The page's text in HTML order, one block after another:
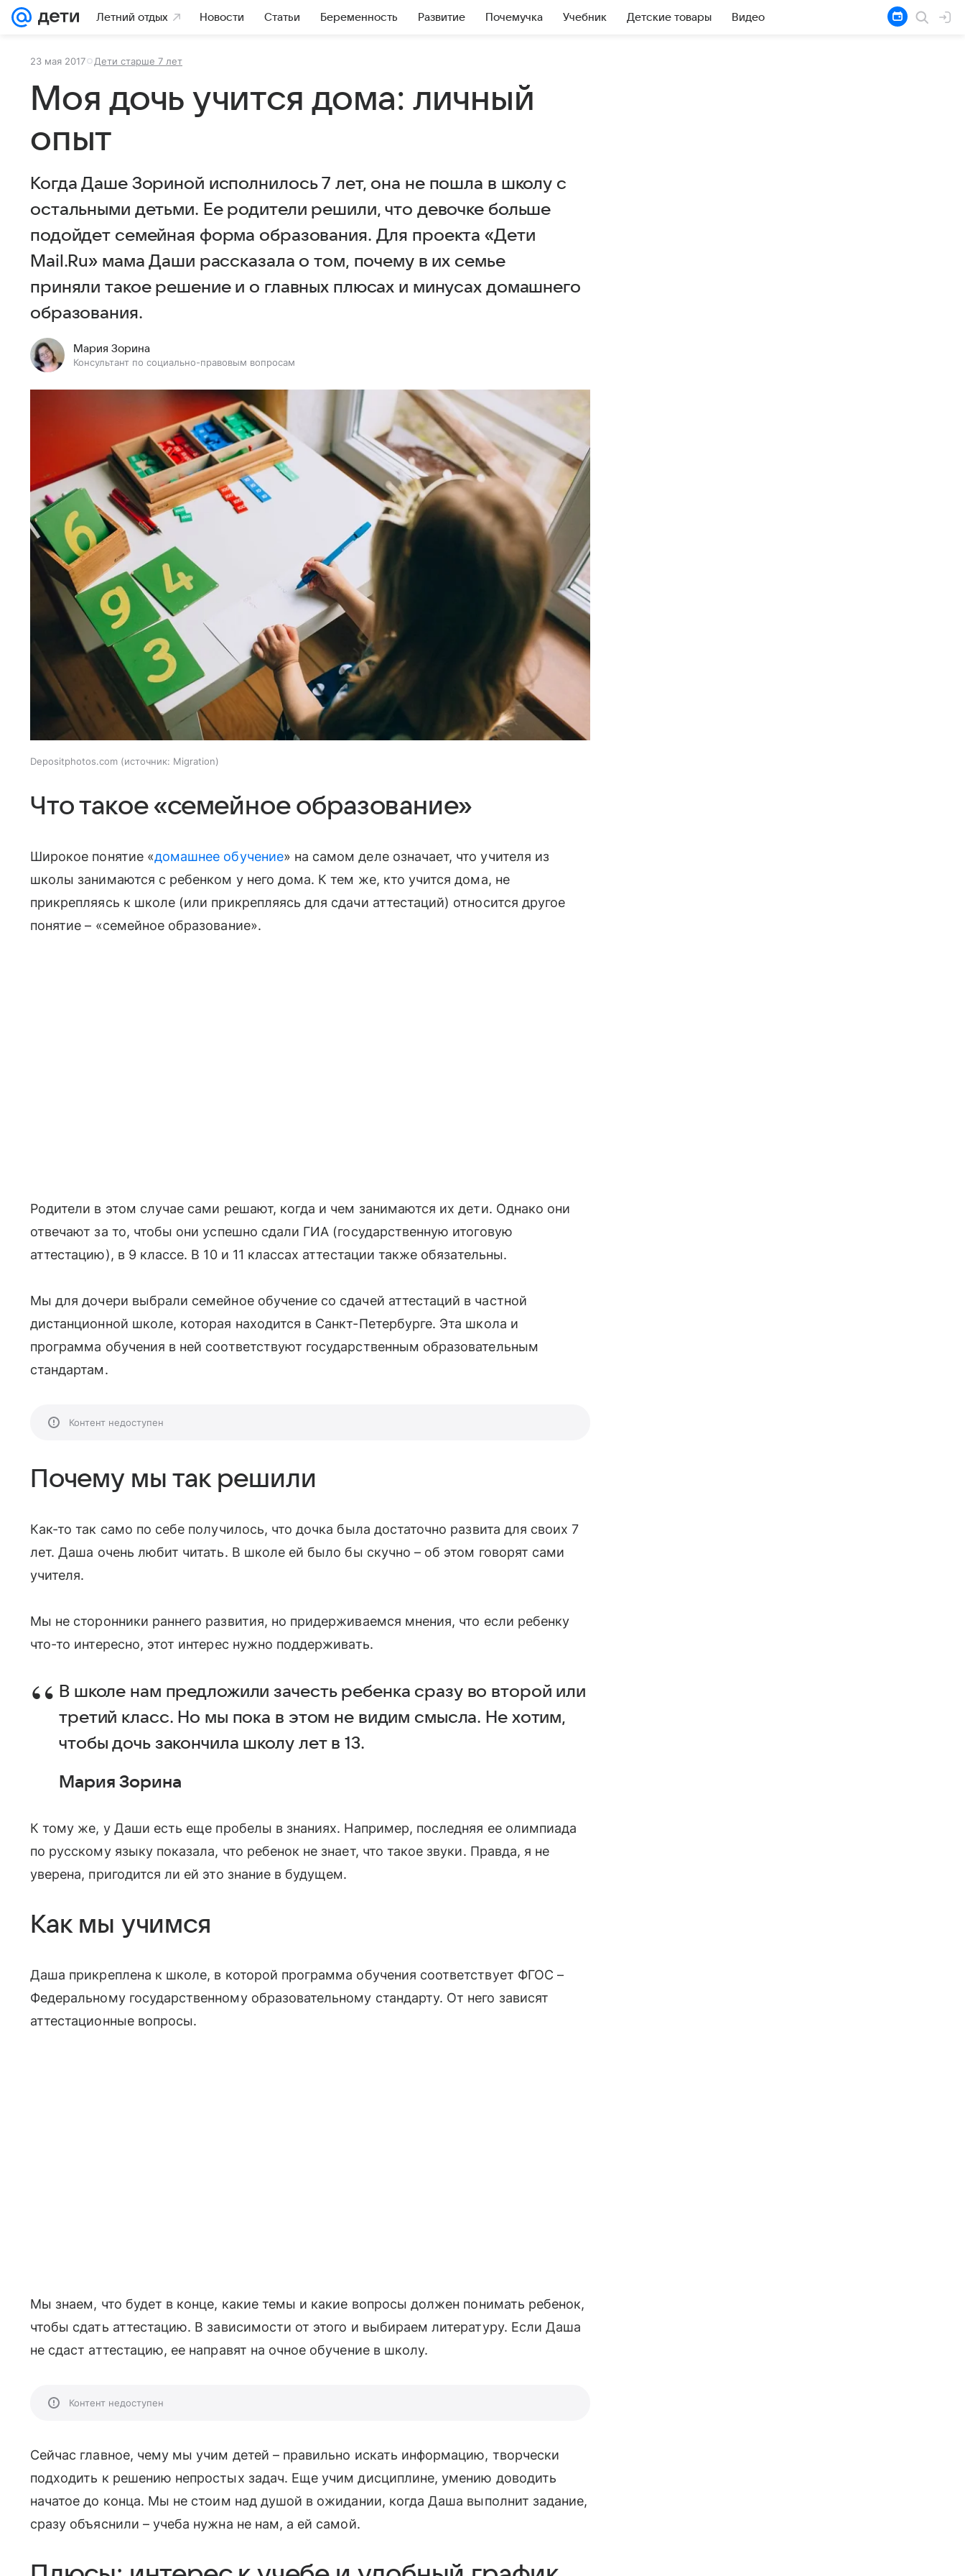
Летний отдых Новости Статьи Беременность Развитие Почемучка Учебник Детские товары Видео
23 мая 2017 Дети старше 7 лет
Моя дочь учится дома: личный
опыт
Когда Даше Зориной исполнилось 7 лет, она не пошла в школу с
остальными детьми. Ее родители решили, что девочке больше
подойдет семейная форма образования. Для проекта «Дети
Mail.Ru» мама Даши рассказала о том, почему в их семье
приняли такое решение и о главных плюсах и минусах домашнего
образования.
Мария Зорина
Консультант по социально-правовым вопросам
Depositphotos.com источник: Migration
Что такое «семейное образование»
Широкое понятие «домашнее обучение» на самом деле означает, что учителя из
школы занимаются с ребенком у него дома. К тем же, кто учится дома, не
прикрепляясь к школе (или прикрепляясь для сдачи аттестаций) относится другое
понятие – «семейное образование».
Родители в этом случае сами решают, когда и чем занимаются их дети. Однако они
отвечают за то, чтобы они успешно сдали ГИА (государственную итоговую
аттестацию), в 9 классе. В 10 и 11 классах аттестации также обязательны.
Мы для дочери выбрали семейное обучение со сдачей аттестаций в частной
дистанционной школе, которая находится в Санкт-Петербурге. Эта школа и
программа обучения в ней соответствуют государственным образовательным
стандартам.
Контент недоступен
Почему мы так решили
Как-то так само по себе получилось, что дочка была достаточно развита для своих 7
лет. Даша очень любит читать. В школе ей было бы скучно – об этом говорят сами
учителя.
Мы не сторонники раннего развития, но придерживаемся мнения, что если ребенку
что-то интересно, этот интерес нужно поддерживать.
В школе нам предложили зачесть ребенка сразу во второй или
третий класс. Но мы пока в этом не видим смысла. Не хотим,
чтобы дочь закончила школу лет в 13.
Мария Зорина
К тому же, у Даши есть еще пробелы в знаниях. Например, последняя ее олимпиада
по русскому языку показала, что ребенок не знает, что такое звуки. Правда, я не
уверена, пригодится ли ей это знание в будущем.
Как мы учимся
Даша прикреплена к школе, в которой программа обучения соответствует ФГОС –
Федеральному государственному образовательному стандарту. От него зависят
аттестационные вопросы.
Мы знаем, что будет в конце, какие темы и какие вопросы должен понимать ребенок,
чтобы сдать аттестацию. В зависимости от этого и выбираем литературу. Если Даша
не сдаст аттестацию, ее направят на очное обучение в школу.
Контент недоступен
Сейчас главное, чему мы учим детей – правильно искать информацию, творчески
подходить к решению непростых задач. Еще учим дисциплине, умению доводить
начатое до конца. Мы не стоим над душой в ожидании, когда Даша выполнит задание,
сразу объяснили – учеба нужна не нам, а ей самой.